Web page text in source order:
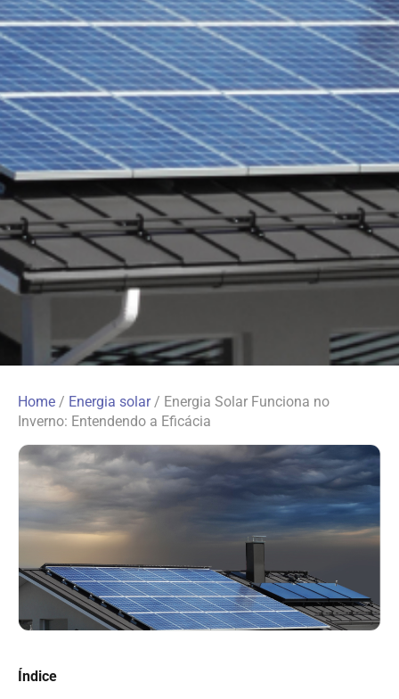
Home / Energia solar/ Energia Solar Funciona no
Inverno: Entendendo a Eficácia
Índice